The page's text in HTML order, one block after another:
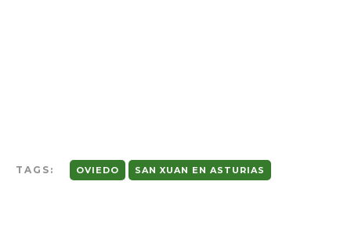
TAGS: OVIEDO SAN XUAN EN ASTURIAS